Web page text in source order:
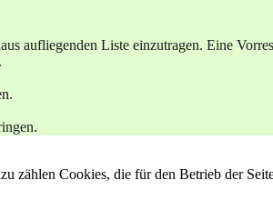
aufliegenden Liste einzutragen. Eine
zählen Cookies, die für den Betrieb der